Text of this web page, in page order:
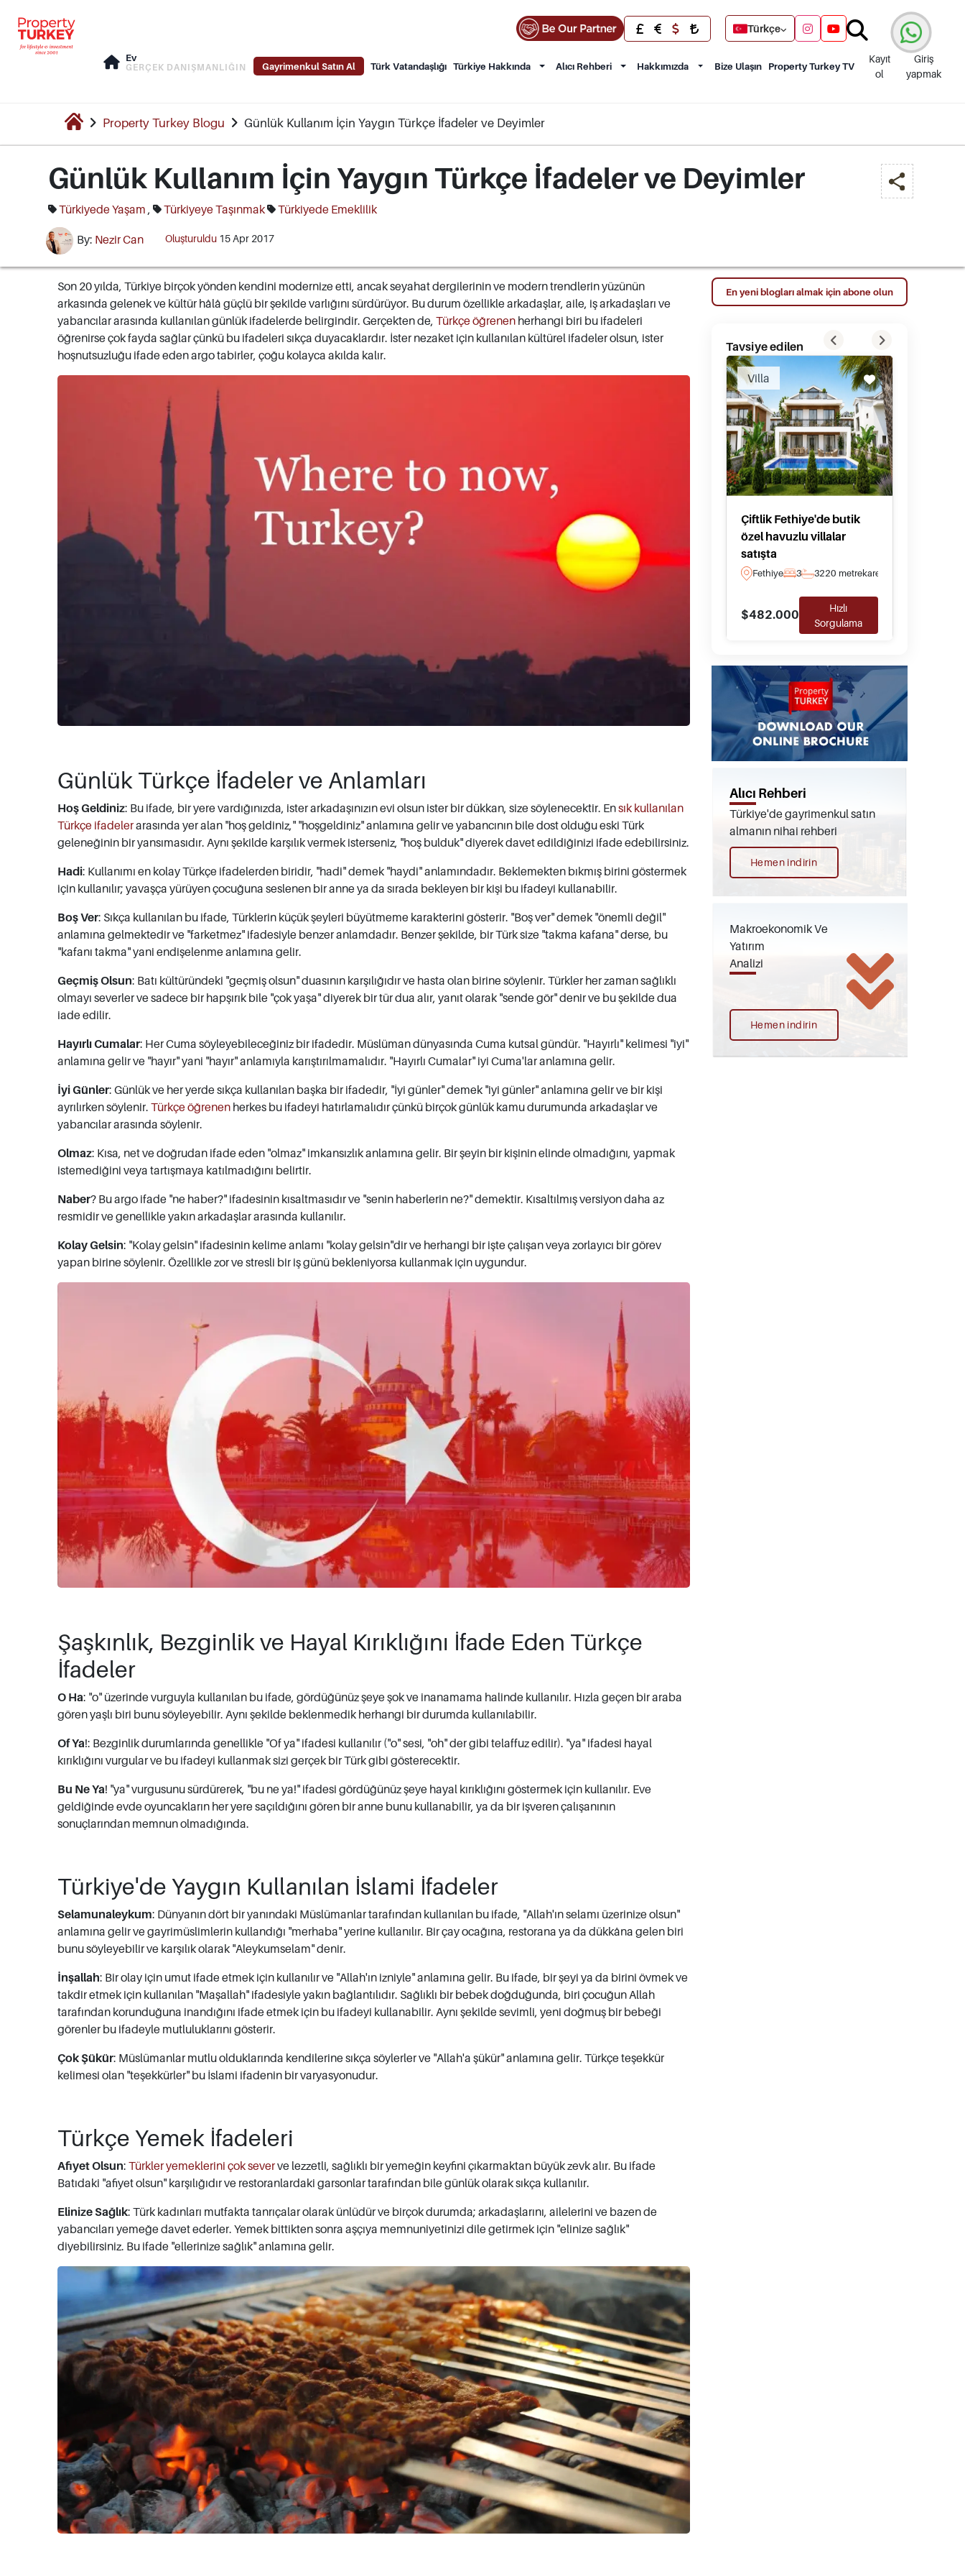
Türkçe
Ev
GERÇEK DANIŞMANLIĞIN Gayrimenkul Satın Al Türk Vatandaşlığı Türkiye Hakkında Alıcı Rehberi Hakkımızda Bize Ulaşın Property Turkey TV
Kayıt
ol
Giriş
yapmak
Property Turkey Blogu Günlük Kullanım İçin Yaygın Türkçe İfadeler ve Deyimler
Türkiyede Yaşam , Türkiyeye Taşınmak Türkiyede Emeklilik
Günlük Kullanım İçin Yaygın Türkçe İfadeler ve Deyimler
By: Nezir Can Oluşturuldu 15 Apr 2017
Son 20 yılda, Türkiye birçok yönden kendini modernize etti, ancak seyahat dergilerinin ve modern trendlerin yüzünün
arkasında gelenek ve kültür hâlâ güçlü bir şekilde varlığını sürdürüyor. Bu durum özellikle arkadaşlar, aile, iş arkadaşları ve
yabancılar arasında kullanılan günlük ifadelerde belirgindir. Gerçekten de, Türkçe öğrenen herhangi biri bu ifadeleri
öğrenirse çok fayda sağlar çünkü bu ifadeleri sıkça duyacaklardır. İster nezaket için kullanılan kültürel ifadeler olsun, ister
hoşnutsuzluğu ifade eden argo tabirler, çoğu kolayca akılda kalır.
Günlük Türkçe İfadeler ve Anlamları
Hoş Geldiniz: Bu ifade, bir yere vardığınızda, ister arkadaşınızın evi olsun ister bir dükkan, size söylenecektir. Ensık kullanılan
Türkçe ifadelerarasında yer alan "hoş geldiniz," "hoşgeldiniz" anlamına gelir ve yabancının bile dost olduğu eski Türk
geleneğinin bir yansımasıdır. Aynı şekilde karşılık vermek isterseniz, "hoş bulduk" diyerek davet edildiğinizi ifade edebilirsiniz.
Hadi: Kullanımı en kolay Türkçe ifadelerden biridir, "hadi" demek "haydi" anlamındadır. Beklemekten bıkmış birini göstermek
için kullanılır; yavaşça yürüyen çocuğuna seslenen bir anne ya da sırada bekleyen bir kişi bu ifadeyi kullanabilir.
Boş Ver: Sıkça kullanılan bu ifade, Türklerin küçük şeyleri büyütmeme karakterini gösterir. "Boş ver" demek "önemli değil"
anlamına gelmektedir ve "farketmez" ifadesiyle benzer anlamdadır. Benzer şekilde, bir Türk size "takma kafana" derse, bu
"kafanı takma" yani endişelenme anlamına gelir.
Geçmiş Olsun: Batı kültüründeki "geçmiş olsun" duasının karşılığıdır ve hasta olan birine söylenir. Türkler her zaman sağlıklı
olmayı severler ve sadece bir hapşırık bile "çok yaşa" diyerek bir tür dua alır, yanıt olarak "sende gör" denir ve bu şekilde dua
iade edilir.
Hayırlı Cumalar: Her Cuma söyleyebileceğiniz bir ifadedir. Müslüman dünyasında Cuma kutsal gündür. "Hayırlı" kelimesi "iyi"
anlamına gelir ve "hayır" yani "hayır" anlamıyla karıştırılmamalıdır. "Hayırlı Cumalar" iyi Cuma'lar anlamına gelir.
İyi Günler: Günlük ve her yerde sıkça kullanılan başka bir ifadedir, "İyi günler" demek "iyi günler" anlamına gelir ve bir kişi
ayrılırken söylenir. Türkçe öğrenen herkes bu ifadeyi hatırlamalıdır çünkü birçok günlük kamu durumunda arkadaşlar ve
yabancılar arasında söylenir.
Olmaz: Kısa, net ve doğrudan ifade eden "olmaz" imkansızlık anlamına gelir. Bir şeyin bir kişinin elinde olmadığını, yapmak
istemediğini veya tartışmaya katılmadığını belirtir.
Naber? Bu argo ifade "ne haber?" ifadesinin kısaltmasıdır ve "senin haberlerin ne?" demektir. Kısaltılmış versiyon daha az
resmidir ve genellikle yakın arkadaşlar arasında kullanılır.
Kolay Gelsin: "Kolay gelsin" ifadesinin kelime anlamı "kolay gelsin"dir ve herhangi bir işte çalışan veya zorlayıcı bir görev
yapan birine söylenir. Özellikle zor ve stresli bir iş günü bekleniyorsa kullanmak için uygundur.
Şaşkınlık, Bezginlik ve Hayal Kırıklığını İfade Eden Türkçe
İfadeler
O Ha: "o" üzerinde vurguyla kullanılan bu ifade, gördüğünüz şeye şok ve inanamama halinde kullanılır. Hızla geçen bir araba
gören yaşlı biri bunu söyleyebilir. Aynı şekilde beklenmedik herhangi bir durumda kullanılabilir.
Of Ya!: Bezginlik durumlarında genellikle "Of ya" ifadesi kullanılır ("o" sesi, "oh" der gibi telaffuz edilir). "ya" ifadesi hayal
kırıklığını vurgular ve bu ifadeyi kullanmak sizi gerçek bir Türk gibi gösterecektir.
Bu Ne Ya! "ya" vurgusunu sürdürerek, "bu ne ya!" ifadesi gördüğünüz şeye hayal kırıklığını göstermek için kullanılır. Eve
geldiğinde evde oyuncakların her yere saçıldığını gören bir anne bunu kullanabilir, ya da bir işveren çalışanının
sonuçlarından memnun olmadığında.
Türkiye'de Yaygın Kullanılan İslami İfadeler
Selamunaleykum: Dünyanın dört bir yanındaki Müslümanlar tarafından kullanılan bu ifade, "Allah'ın selamı üzerinize olsun"
anlamına gelir ve gayrimüslimlerin kullandığı "merhaba" yerine kullanılır. Bir çay ocağına, restorana ya da dükkâna gelen biri
bunu söyleyebilir ve karşılık olarak "Aleykumselam" denir.
İnşallah: Bir olay için umut ifade etmek için kullanılır ve "Allah'ın izniyle" anlamına gelir. Bu ifade, bir şeyi ya da birini övmek ve
takdir etmek için kullanılan "Maşallah" ifadesiyle yakın bağlantılıdır. Sağlıklı bir bebek doğduğunda, biri çocuğun Allah
tarafından korunduğuna inandığını ifade etmek için bu ifadeyi kullanabilir. Aynı şekilde sevimli, yeni doğmuş bir bebeği
görenler bu ifadeyle mutluluklarını gösterir.
Çok Şükür: Müslümanlar mutlu olduklarında kendilerine sıkça söylerler ve "Allah'a şükür" anlamına gelir. Türkçe teşekkür
kelimesi olan "teşekkürler" bu İslami ifadenin bir varyasyonudur.
Türkçe Yemek İfadeleri
Afiyet Olsun: Türkler yemeklerini çok severve lezzetli, sağlıklı bir yemeğin keyfini çıkarmaktan büyük zevk alır. Bu ifade
Batıdaki "afiyet olsun" karşılığıdır ve restoranlardaki garsonlar tarafından bile günlük olarak sıkça kullanılır.
Elinize Sağlık: Türk kadınları mutfakta tanrıçalar olarak ünlüdür ve birçok durumda; arkadaşlarını, ailelerini ve bazen de
yabancıları yemeğe davet ederler. Yemek bittikten sonra aşçıya memnuniyetinizi dile getirmek için "elinize sağlık"
diyebilirsiniz. Bu ifade "ellerinize sağlık" anlamına gelir.
En yeni blogları almak için abone olun
Tavsiye edilen
Villa
Çiftlik Fethiye'de butik
özel havuzlu villalar
satışta
Fethiye 3 3220 metrekare
$482.000
Hızlı
Sorgulama
Alıcı Rehberi
Türkiye'de gayrimenkul satın
almanın nihai rehberi
Hemen indirin
Makroekonomik Ve
Yatırım
Analizi
Hemen indirin